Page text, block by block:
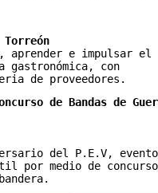
Torreón
aprender e impulsar el
gastronómica, con
de proveedores.
de Bandas de
del P.E.V,
por medio de